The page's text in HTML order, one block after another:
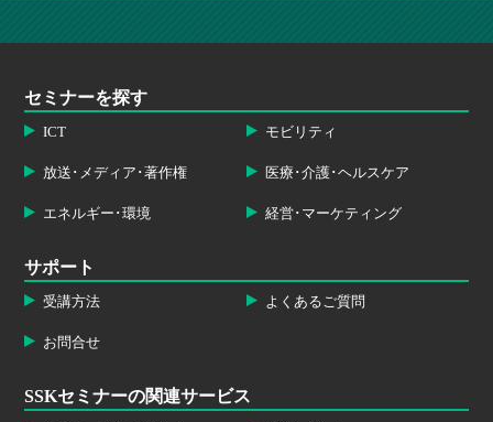
セミナーを探す
ICT モビリティ
放送･メディア･著作権 医療･介護･ヘルスケア
エネルギー･環境 経営･マーケティング
サポート
受講方法 よくあるご質問
お問合せ
SSKセミナーの関連サービス